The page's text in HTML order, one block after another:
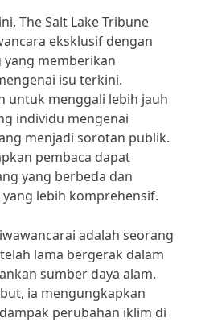
The Salt Lake Tribune
eksklusif dengan
memberikan
isu terkini.
untuk menggali lebih jauh
individu mengenai
menjadi sorotan publik.
pembaca dapat
yang berbeda dan
lebih komprehensif.
adalah seorang
lama bergerak dalam
sumber daya alam.
ia mengungkapkan
perubahan iklim di